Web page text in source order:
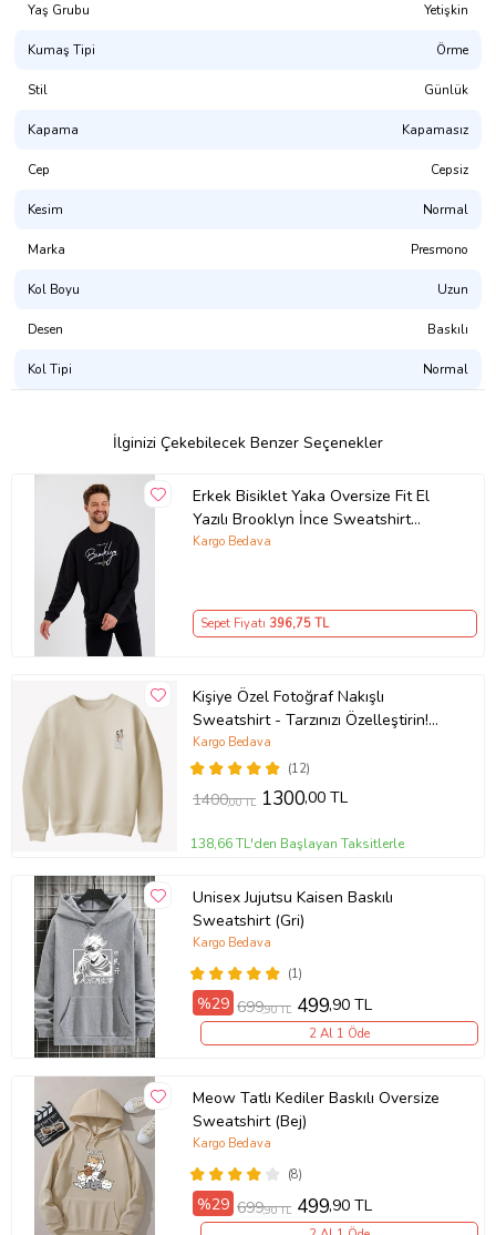
Kalıp: Rahat Kesim (Unisex. Hem Erkek Hem Kadın Giyime
Uygundur)
%100 Pamuklu. 3 İplik Kumaş.
(NOT: Uygun bedeni bulamadınız mı? Mağaza sayfamızda
sertifikalı, CPSIA uyumlu, GOTS onaylı, Su Bazlı Pigment Boya)
Tasarımı Şu Ürünlerde Satın Alabilirsiniz:
Erkek Tişört
Çocuk Tişört
Kapşonlu Sweatshirt
Ürün Kodu:kcs510381735
Yaş Grubu Yetişkin
Kumaş Tipi Örme
Stil Günlük
Kapama Kapamasız
Cep Cepsiz
Kesim Normal
Marka Presmono
Kol Boyu Uzun
Desen Baskılı
Kol Tipi Normal
İlginizi Çekebilecek Benzer Seçenekler
Erkek Bisiklet Yaka Oversize Fit El
Yazılı Brooklyn İnce Sweatshirt
SPR23SW331 (Siyah)
Kargo Bedava
Sepet Fiyatı 396,75 TL
Kişiye Özel Fotoğraf Nakışlı
Sweatshirt - Tarzınızı Özelleştirin!
(Krem)
(12)
Kargo Bedava
1400,00 TL 1300,00 TL
138,66 TL'den Başlayan Taksitlerle
Unisex Jujutsu Kaisen Baskılı
Sweatshirt (Gri)
(1)
Kargo Bedava
%29 699,90 TL 499,90 TL
2 Al 1 Öde
Meow Tatlı Kediler Baskılı Oversize
Sweatshirt (Bej)
(8)
Kargo Bedava
%29 699,90 TL 499,90 TL